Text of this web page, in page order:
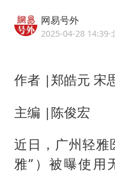
周
网易号外
2025-04-28 14:39·
作者 |郑皓元 宋
主编 |陈俊宏
近日，广州轻雅
雅”）被曝使用